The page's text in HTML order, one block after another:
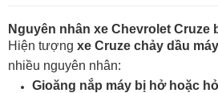
Nguyên nhân xe Chevrolet Cruze
Hiện tượng xe Cruze chảy dầu máy
nhiều nguyên nhân:
Gioăng nắp máy bị hở hoặc